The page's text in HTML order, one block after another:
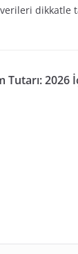
verileri dikkatle
Tutarı: 2026